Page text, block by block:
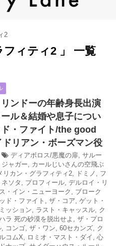
2
フィティ2 」 一覧
ンドーの年齢身長出演
ル＆結婚や息子につい
・ファイト/the good
リアン・ボーズマン役
ディアボロス/悪魔の扉 サルー
ジャガー
カールじいさんの空飛ぶ
リカン・グラフィティ2 ドミノ
フ
ソタ
プロフィール デルロイ・リ
・イン・ニューヨーク
ブローク
ド・ファイト ザ・コア ゲット・
ッション ラスト・キャッスル ク
ラ 死の砂漠を脱出せよ
ザ・プロ
コンゴ ザ・ワン 60セカンズ ク
コムX ロミオ・マスト・ダイ
心